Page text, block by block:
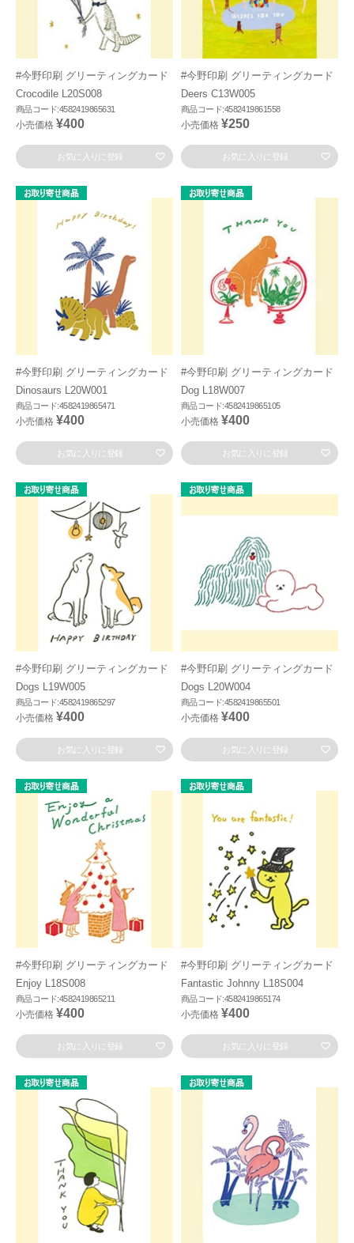
#今野印刷 グリーティングカード
Crocodile L20S008
商品コード:4582419865631
小売価格 ¥400
お気に入りに登録
#今野印刷 グリーティングカード
Deers C13W005
商品コード:4582419861558
小売価格 ¥250
お気に入りに登録
#今野印刷 グリーティングカード
Dinosaurs L20W001
商品コード:4582419865471
小売価格 ¥400
お気に入りに登録
#今野印刷 グリーティングカード
Dog L18W007
商品コード:4582419865105
小売価格 ¥400
お気に入りに登録
#今野印刷 グリーティングカード
Dogs L19W005
商品コード:4582419865297
小売価格 ¥400
お気に入りに登録
#今野印刷 グリーティングカード
Dogs L20W004
商品コード:4582419865501
小売価格 ¥400
お気に入りに登録
#今野印刷 グリーティングカード
Enjoy L18S008
商品コード:4582419865211
小売価格 ¥400
お気に入りに登録
#今野印刷 グリーティングカード
Fantastic Johnny L18S004
商品コード:4582419865174
小売価格 ¥400
お気に入りに登録